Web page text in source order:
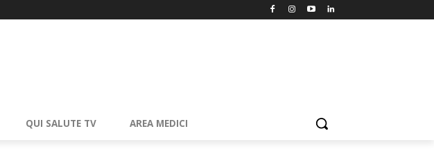
QUI SALUTE TV AREA MEDICI